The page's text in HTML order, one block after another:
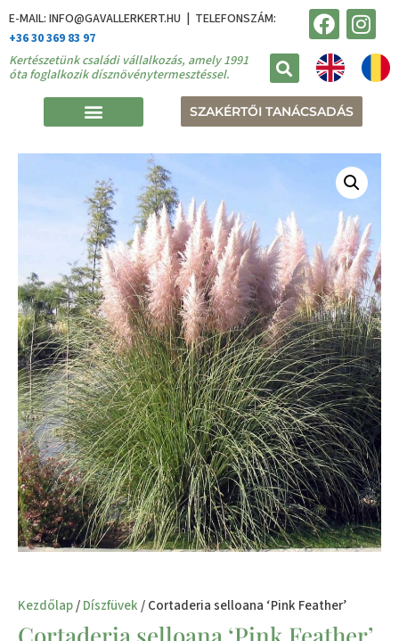
E-MAIL: INFO@GAVALLERKERT.HU | TELEFONSZÁM:
+36 30 369 83 97
Kertészetünk családi vállalkozás, amely 1991
óta foglalkozik dísznövénytermesztéssel.
SZAKÉRTŐI TANÁCSADÁS
Kezdőlap/Díszfüvek/ Cortaderia selloana ‘Pink Feather’